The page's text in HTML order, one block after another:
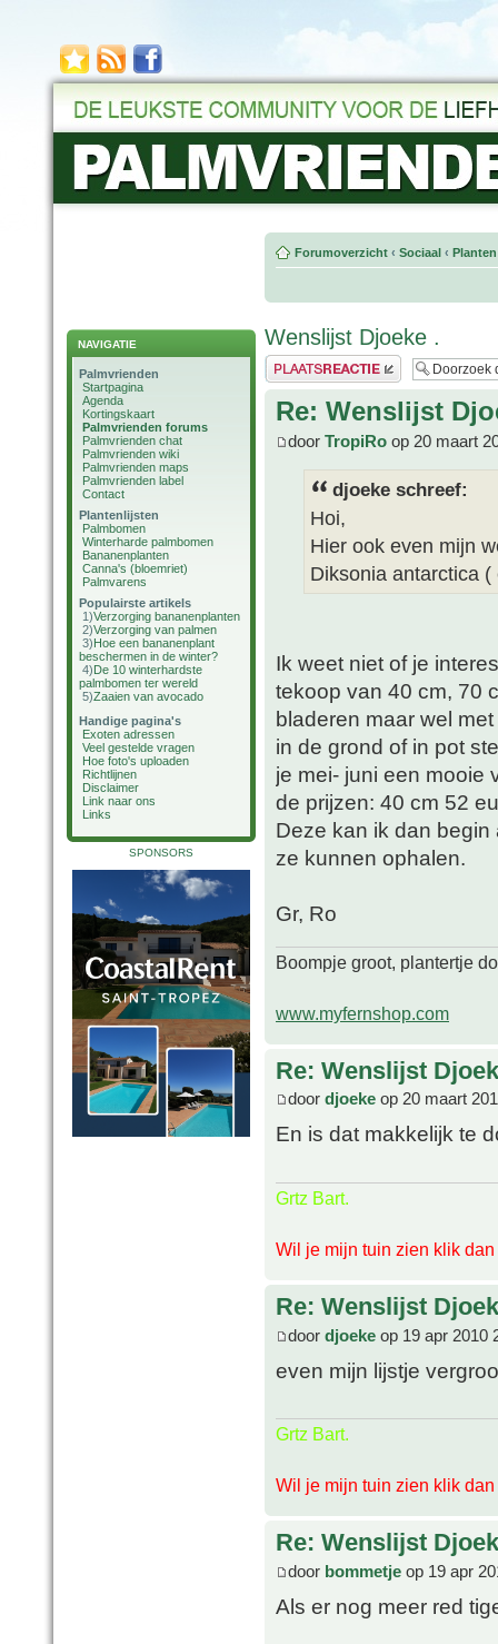
NAVIGATIE
Palmvrienden
Startpagina
Agenda
Kortingskaart
Palmvrienden forums
Palmvrienden chat
Palmvrienden wiki
Palmvrienden maps
Palmvrienden label
Contact
Plantenlijsten
Palmbomen
Winterharde palmbomen
Bananenplanten
Canna's (bloemriet)
Palmvarens
Populairste artikels
1)Verzorging bananenplanten
2)Verzorging van palmen
3)Hoe een bananenplant
beschermen in de winter?
4)De 10 winterhardste
palmbomen ter wereld
5)Zaaien van avocado
Handige pagina's
Exoten adressen
Veel gestelde vragen
Hoe foto's uploaden
Richtlijnen
Disclaimer
Link naar ons
Links
SPONSORS
Forumoverzicht ‹ Sociaal ‹
Wenslijst Djoeke .
Plaats een reactie
Re: Wenslijst
door TropiRo op 20 maart
djoeke schreef:
Hoi,
Hier ook even mijn
Diksonia antarctica
Ik weet niet of je
tekoop van 40 cm, 70
bladeren maar wel
in de grond of in pot
je mei- juni een mooie
de prijzen: 40 cm 52
Deze kan ik dan
ze kunnen ophalen.
Gr, Ro
Boompje groot, plantertje
www.myfernshop.com
Re: Wenslijst
door djoeke op 20 maart
En is dat makkelijk te
Grtz Bart.
Wil je mijn tuin zien klik dan
Re: Wenslijst
door djoeke op 19 apr 2010
even mijn lijstje
Grtz Bart.
Wil je mijn tuin zien klik dan
Re: Wenslijst
door bommetje op 19 apr
Als er nog meer red